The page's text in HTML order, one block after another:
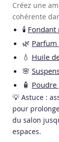
Créez une
cohérente
🕯️ Fondant
🌿 Parfum
💧 Huile
🌸
🧴
💡 Astuce :
pour
du salon
espaces.